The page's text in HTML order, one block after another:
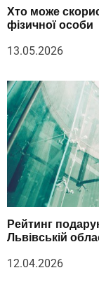
Хто може
фізичної особи
13.05.2026
Рейтинг
Львівській
12.04.2026